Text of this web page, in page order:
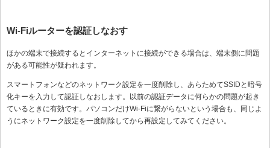
Wi-Fiルーターを認証しなおす
ほかの端末で接続するとインターネットに接続ができる場合は、端末側に問題
がある可能性が疑われます。
スマートフォンなどのネットワーク設定を一度削除し、あらためてSSIDと暗号
化キーを入力して認証しなおします。以前の認証データに何らかの問題が起き
ているときに有効です。パソコンだけWi-Fiに繋がらないという場合も、同じよ
うにネットワーク設定を一度削除してから再設定してみてください。